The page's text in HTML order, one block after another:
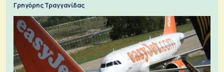
Γρηγόρης Τραγγανίδας